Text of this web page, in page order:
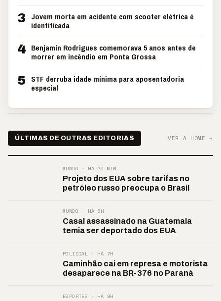
3 Jovem morta em acidente com scooter elétrica é
identificada
4 Benjamin Rodrigues comemorava 5 anos antes de
morrer em incêndio em Ponta Grossa
5 STF derruba idade mínima para aposentadoria
especial
ÚLTIMAS DE OUTRAS EDITORIAS VER A HOME →
MUNDO · HÁ 20 MIN
Projeto dos EUA sobre tarifas no
petróleo russo preocupa o Brasil
MUNDO · HÁ 6H
Casal assassinado na Guatemala
temia ser deportado dos EUA
POLICIAL · HÁ 7H
Caminhão cai em represa e motorista
desaparece na BR-376 no Paraná
ESPORTES · HÁ 8H